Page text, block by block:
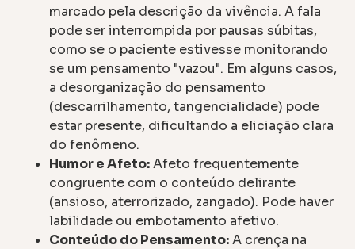
marcado pela descrição da vivência. A fala
pode ser interrompida por pausas súbitas,
como se o paciente estivesse monitorando
se um pensamento "vazou". Em alguns casos,
a desorganização do pensamento
(descarrilhamento, tangencialidade) pode
estar presente, dificultando a eliciação clara
do fenômeno.
Humor e Afeto:Afeto frequentemente
congruente com o conteúdo delirante
(ansioso, aterrorizado, zangado). Pode haver
labilidade ou embotamento afetivo.
Conteúdo do Pensamento:A crença na